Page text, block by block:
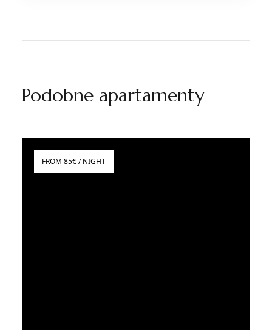
Podobne apartamenty
FROM 85€ / NIGHT